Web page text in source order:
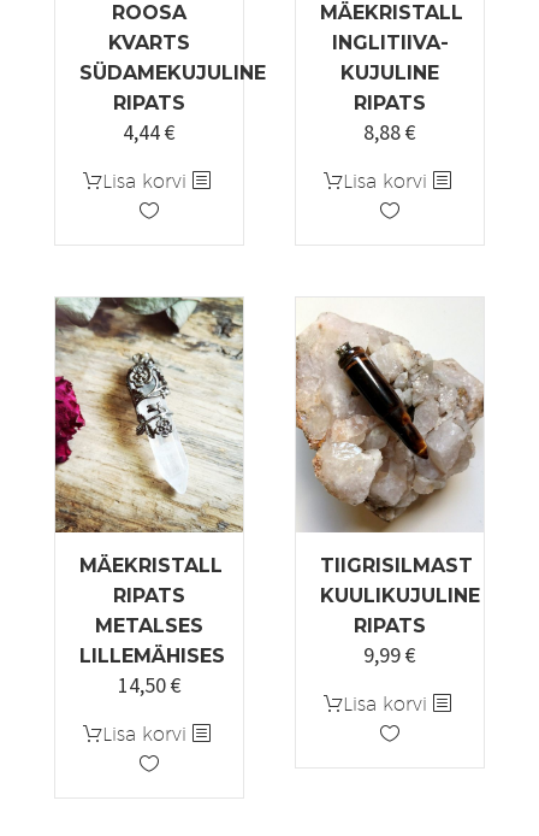
ROOSA
KVARTS
SÜDAMEKUJULINE
RIPATS
Algne
oli:
5,55 €.
4,44€Praegune
on:
Lisa korvi
MÄEKRISTALL
INGLITIIVA-
KUJULINE
RIPATS
8,88€
Lisa korvi
MÄEKRISTALL
RIPATS
METALSES
LILLEMÄHISES
14,50€
Lisa korvi
TIIGRISILMAST
KUULIKUJULINE
RIPATS
9,99€
Lisa korvi